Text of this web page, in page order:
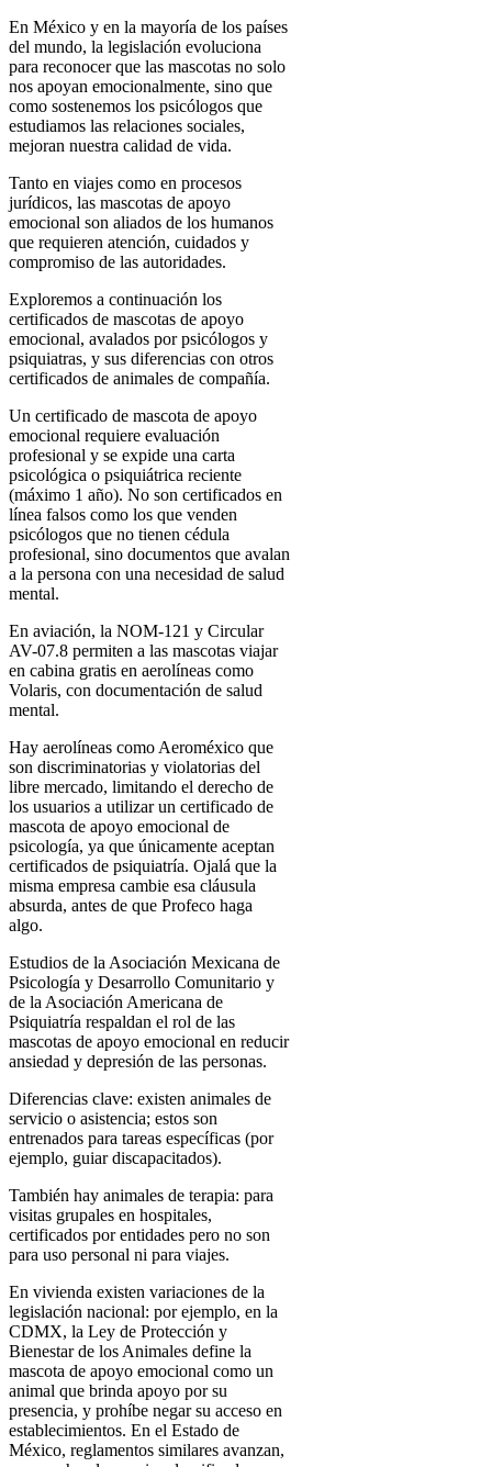
En México y en la mayoría de los países
del mundo, la legislación evoluciona
para reconocer que las mascotas no solo
nos apoyan emocionalmente, sino que
como sostenemos los psicólogos que
estudiamos las relaciones sociales,
mejoran nuestra calidad de vida.
Tanto en viajes como en procesos
jurídicos, las mascotas de apoyo
emocional son aliados de los humanos
que requieren atención, cuidados y
compromiso de las autoridades.
Exploremos a continuación los
certificados de mascotas de apoyo
emocional, avalados por psicólogos y
psiquiatras, y sus diferencias con otros
certificados de animales de compañía.
Un certificado de mascota de apoyo
emocional requiere evaluación
profesional y se expide una carta
psicológica o psiquiátrica reciente
(máximo 1 año). No son certificados en
línea falsos como los que venden
psicólogos que no tienen cédula
profesional, sino documentos que avalan
a la persona con una necesidad de salud
mental.
En aviación, la NOM-121 y Circular
AV-07.8 permiten a las mascotas viajar
en cabina gratis en aerolíneas como
Volaris, con documentación de salud
mental.
Hay aerolíneas como Aeroméxico que
son discriminatorias y violatorias del
libre mercado, limitando el derecho de
los usuarios a utilizar un certificado de
mascota de apoyo emocional de
psicología, ya que únicamente aceptan
certificados de psiquiatría. Ojalá que la
misma empresa cambie esa cláusula
absurda, antes de que Profeco haga
algo.
Estudios de la Asociación Mexicana de
Psicología y Desarrollo Comunitario y
de la Asociación Americana de
Psiquiatría respaldan el rol de las
mascotas de apoyo emocional en reducir
ansiedad y depresión de las personas.
Diferencias clave: existen animales de
servicio o asistencia; estos son
entrenados para tareas específicas (por
ejemplo, guiar discapacitados).
También hay animales de terapia: para
visitas grupales en hospitales,
certificados por entidades pero no son
para uso personal ni para viajes.
En vivienda existen variaciones de la
legislación nacional: por ejemplo, en la
CDMX, la Ley de Protección y
Bienestar de los Animales define la
mascota de apoyo emocional como un
animal que brinda apoyo por su
presencia, y prohíbe negar su acceso en
establecimientos. En el Estado de
México, reglamentos similares avanzan,